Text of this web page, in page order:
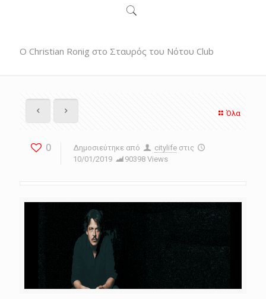
Ο Christian Ronig στο Σταυρός του Νότου Club
Όλα
0 Δημοσιεύτηκε από citylife στις
10/01/2019
90398 Views